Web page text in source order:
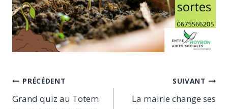
Navigation
de
PRÉCÉDENT
Grand quiz au Totem
SUIVANT
La mairie change ses